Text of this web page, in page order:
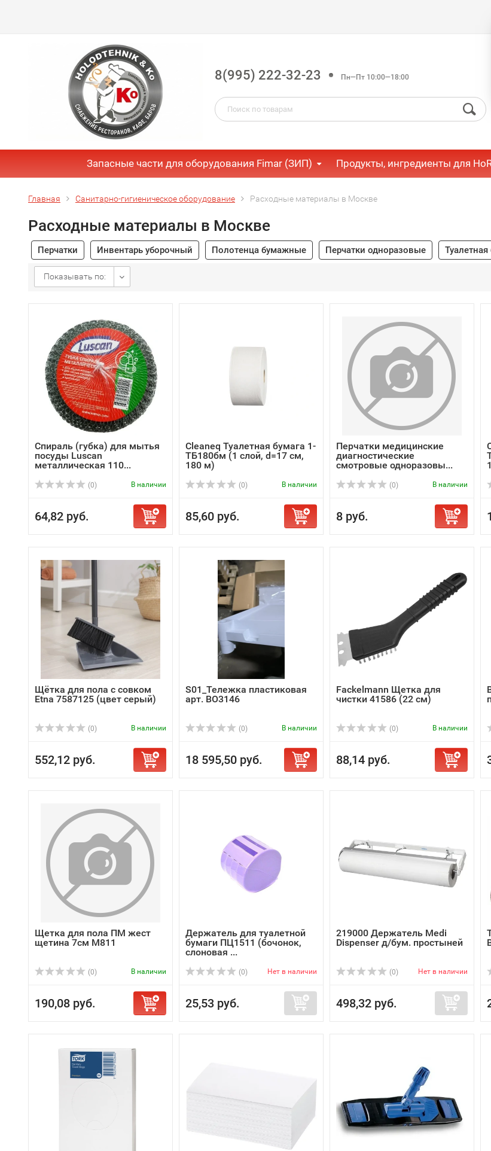
8(995) 222-32-23 Пн—Пт 10:00—18:00
Запасные части для оборудования Fimar (ЗИП) Продукты, ингредиенты для
Главная Санитарно-гигиеническое оборудование Расходные материалы в Москве
Расходные материалы в Москве
Перчатки Инвентарь уборочный Полотенца бумажные Перчатки одноразовые Туалетная
Показывать по:
Спираль (губка) для мытья
посуды Luscan
металлическая 110...
(0) В наличии
64,82 руб.
Cleaneq Туалетная бумага 1-
ТБ180бм (1 слой, d=17 см,
180 м)
(0) В наличии
85,60 руб.
Перчатки медицинские
диагностические
смотровые одноразовы...
(0) В наличии
8 руб.
Щётка для пола с совком
Etna 7587125 (цвет серый)
(0) В наличии
552,12 руб.
S01_Тележка пластиковая
арт. ВО3146
(0) В наличии
18 595,50 руб.
Fackelmann Щетка для
чистки 41586 (22 см)
(0) В наличии
88,14 руб.
Щетка для пола ПМ жест
щетина 7см М811
(0) В наличии
190,08 руб.
Держатель для туалетной
бумаги ПЦ1511 (бочонок,
слоновая ...
(0) Нет в наличии
25,53 руб.
219000 Держатель Medi
Dispenser д/бум. простыней
(0) Нет в наличии
498,32 руб.